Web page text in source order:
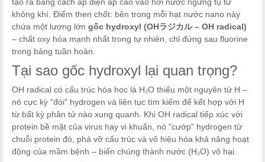
không khí. Điểm then chốt: bên trong mỗi hạt nước nano này
chứa một lượng lớn gốc hydroxyl (OHラジカル – OH radical)
– chất oxy hóa mạnh nhất trong tự nhiên, chỉ đứng sau fluorine
trong bảng tuần hoàn.
Tại sao gốc hydroxyl lại quan trọng?
OH radical có cấu trúc hóa học là H₂O thiếu một nguyên tử H –
nó cực kỳ "đói" hydrogen và liên tục tìm kiếm để kết hợp với H
từ bất kỳ phân tử nào xung quanh. Khi OH radical tiếp xúc với
protein bề mặt của virus hay vi khuẩn, nó "cướp" hydrogen từ
chuỗi protein đó, phá vỡ cấu trúc và vô hiệu hóa khả năng hoạt
động của mầm bệnh – biến chúng thành nước (H₂O) vô hại.